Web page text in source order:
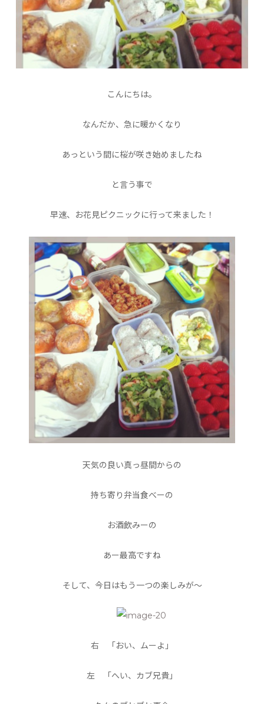
こんにちは。
なんだか、急に暖かくなり
あっという間に桜が咲き始めましたね
と言う事で
早速、お花見ピクニックに行って来ました！
天気の良い真っ昼間からの
持ち寄り弁当食べーの
お酒飲みーの
あー最高ですね
そして、今日はもう一つの楽しみが〜
右 「おい、ムーよ」
左 「へい、カブ兄貴」